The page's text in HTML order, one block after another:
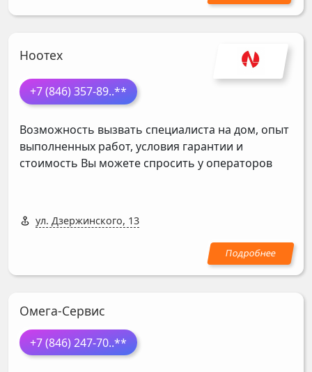
Ноотех
+7 (846) 357-89..**
Возможность вызвать специалиста на дом, опыт
выполненных работ, условия гарантии и
стоимость Вы можете спросить у операторов
ул. Дзержинского, 13
Омега-Сервис
+7 (846) 247-70..**